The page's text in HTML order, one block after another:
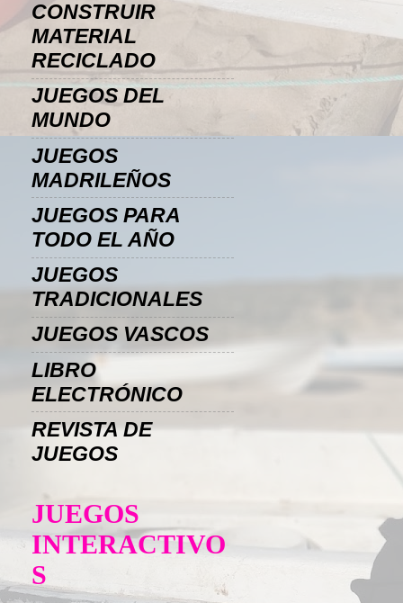
CONSTRUIR
MATERIAL
RECICLADO
JUEGOS DEL
MUNDO
JUEGOS
MADRILEÑOS
JUEGOS PARA
TODO EL AÑO
JUEGOS
TRADICIONALES
JUEGOS VASCOS
LIBRO
ELECTRÓNICO
REVISTA DE
JUEGOS
JUEGOS
INTERACTIVO
S